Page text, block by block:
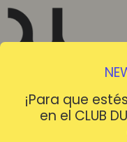
¡Para que
en el CLUB